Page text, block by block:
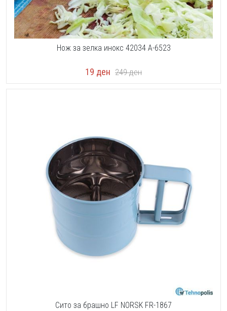
Нож за зелка инокс 42034 А-6523
19 ден 249ден
Сито за брашно LF NORSK FR-1867